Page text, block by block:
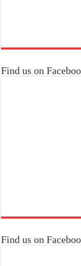
Find us on
Find us on